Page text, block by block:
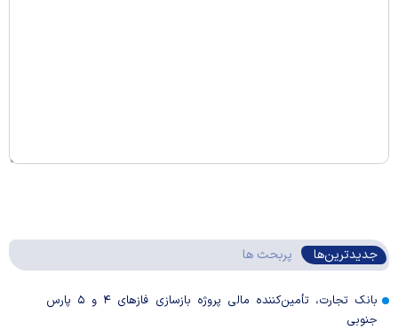
جدیدترین‌ها پربحث ها
بانک تجارت، تأمین‌کننده مالی پروژه بازسازی فاز‌های ۴ و ۵ پارس
جنوبی